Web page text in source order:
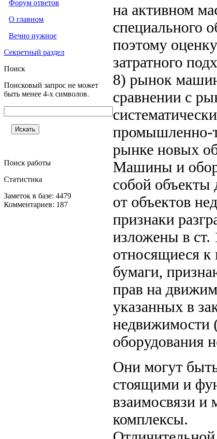
Форум ответов
О главном
Вечно нужное
Секретный раздел
Поиск
Поисковый запрос не может
быть менее 4-х символов.
Поиск работы
Статистика
Заметок в базе: 4479
Комментариев: 187
на активном
специального
поэтому
затратного
8) рынок
сравнении с
промышленно-
рынке новых
Машины и
собой объекты
от объектов
признаки
изложены в ст.
относящиеся
бумаги,
прав на
указанных в
недвижимости
оборудования
Они могут
стоящими и
взаимосвязи и
комплексы.